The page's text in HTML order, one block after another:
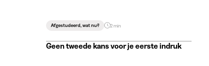
Afgestudeerd, wat nu? 2 min
Geen tweede kans voor je eerste indruk